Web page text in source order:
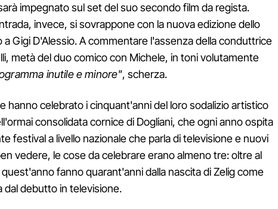
impegnato sul set del suo secondo film da regista.
invece, si sovrappone con la nuova edizione dello
Gigi D'Alessio. A commentare l'assenza della conduttrice
metà del duo comico con Michele, in toni volutamente
inutile e minore", scherza.
hanno celebrato i cinquant'anni del loro sodalizio artistico
consolidata cornice di Dogliani, che ogni anno ospita
festival a livello nazionale che parla di televisione e nuovi
vedere, le cose da celebrare erano almeno tre: oltre al
fanno quarant'anni dalla nascita di Zelig come
dal debutto in televisione.